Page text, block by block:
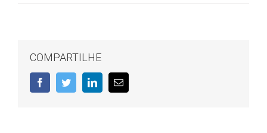
COMPARTILHE
FacebookTwitterLinkedIn
E-
mail